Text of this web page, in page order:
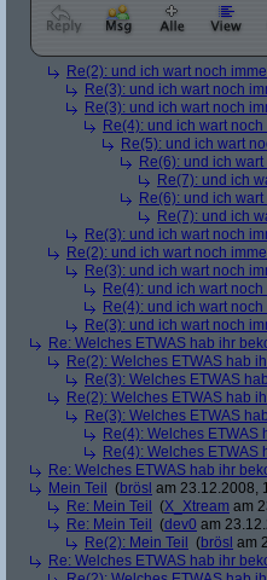
Re(2): und ich wart noch
Re(3): und ich wart noch
Re(3): und ich wart noch
Re(4): und ich wart noch
Re(5): und ich wart
Re(6): und ich wart
Re(7): und ich
Re(6): und ich wart
Re(7): und ich
Re(3): und ich wart noch
Re(2): und ich wart noch
Re(3): und ich wart noch
Re(4): und ich wart noch
Re(4): und ich wart noch
Re(3): und ich wart noch
Re: Welches ETWAS hab ihr
Re(2): Welches ETWAS hab
Re(3): Welches ETWAS
Re(2): Welches ETWAS hab
Re(3): Welches ETWAS
Re(4): Welches ETWAS
Re(4): Welches ETWAS
Re: Welches ETWAS hab ihr
Mein Teil
(brösl am 23.12.2008,
Re: Mein Teil
(X_Xtream am
Re: Mein Teil
(dev0 am
Re(2): Mein Teil
(brösl am
Re: Welches ETWAS hab ihr